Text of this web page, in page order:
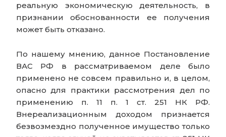
реальную экономическую деятельность, в
признании обоснованности ее получения
может быть отказано.
По нашему мнению, данное Постановление
ВАС РФ в рассматриваемом деле было
применено не совсем правильно и, в целом,
опасно для практики рассмотрения дел по
применению п. 11 п. 1 ст. 251 НК РФ.
Внереализационным доходом признается
безвозмездно полученное имущество только